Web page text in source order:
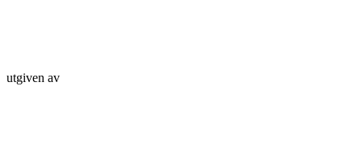
utgiven av